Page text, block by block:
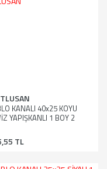
KANALI 40x25 KOYU
YAPIŞKANLI 1 BOY 2
TL